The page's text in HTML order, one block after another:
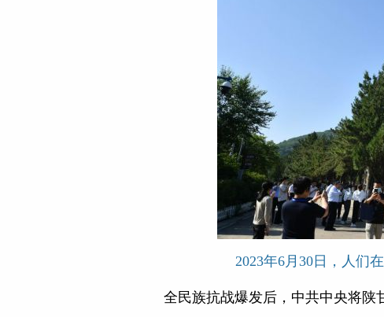
2023年6月30日，人们
全民族抗战爆发后，中共中央将陕